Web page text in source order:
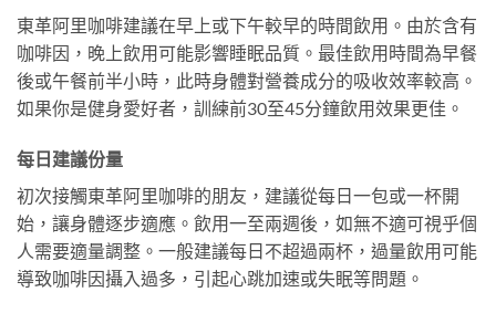
東革阿里咖啡建議在早上或下午較早的時間飲用。由於含有
咖啡因，晚上飲用可能影響睡眠品質。最佳飲用時間為早餐
後或午餐前半小時，此時身體對營養成分的吸收效率較高。
如果你是健身愛好者，訓練前30至45分鐘飲用效果更佳。
每日建議份量
初次接觸東革阿里咖啡的朋友，建議從每日一包或一杯開
始，讓身體逐步適應。飲用一至兩週後，如無不適可視乎個
人需要適量調整。一般建議每日不超過兩杯，過量飲用可能
導致咖啡因攝入過多，引起心跳加速或失眠等問題。